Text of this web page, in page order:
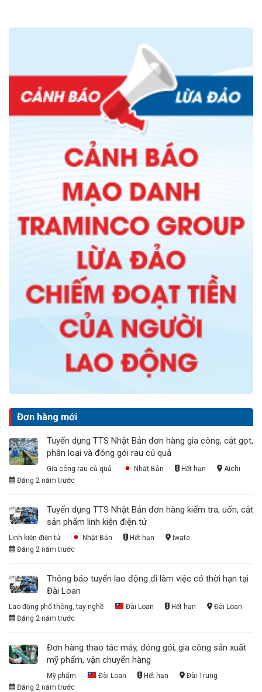
Đơn hàng mới
Tuyển dụng TTS Nhật Bản đơn hàng gia công, cắt gọt,
phân loại và đóng gói rau củ quả
Gia công rau củ quả Nhật Bản Hết hạn
Aichi
Đăng 2 năm trước
Tuyển dụng TTS Nhật Bản đơn hàng kiểm tra, uốn, cắt
sản phẩm linh kiện điện tử
Linh kiện điện tử Nhật Bản Hết hạn
Iwate
Đăng 2 năm trước
Thông báo tuyển lao động đi làm việc có thời hạn tại
Đài Loan
Lao động phổ thông, tay nghề Đài Loan Hết hạn
Đài Loan
Đăng 2 năm trước
Đơn hàng thao tác máy, đóng gói, gia công sản xuất
mỹ phẩm, vận chuyển hàng
Mỹ phẩm Đài Loan Hết hạn
Đài Trung
Đăng 2 năm trước